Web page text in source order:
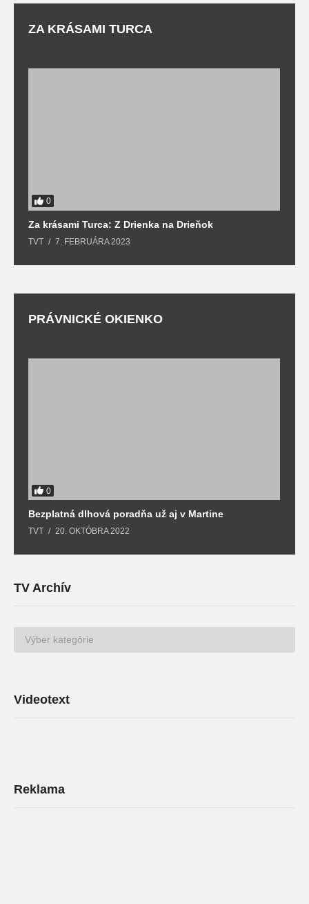
ZA KRÁSAMI TURCA
0
Za krásami Turca: Z Drienka na Drieňok
TVT 7. FEBRUÁRA 2023
PRÁVNICKÉ OKIENKO
0
Bezplatná dlhová poradňa už aj v Martine
TVT 20. OKTÓBRA 2022
TV Archív
TV
Archív
Videotext
Reklama